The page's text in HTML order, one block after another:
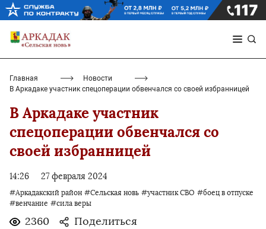
Главная
Новости
В Аркадаке участник спецоперации обвенчался со своей избранницей
В Аркадаке участник
спецоперации обвенчался со
своей избранницей
14:26 27 февраля 2024
#Аркадакский район #Сельская новь #участник СВО #боец в отпуске
#венчание #сила веры
2360 Поделиться